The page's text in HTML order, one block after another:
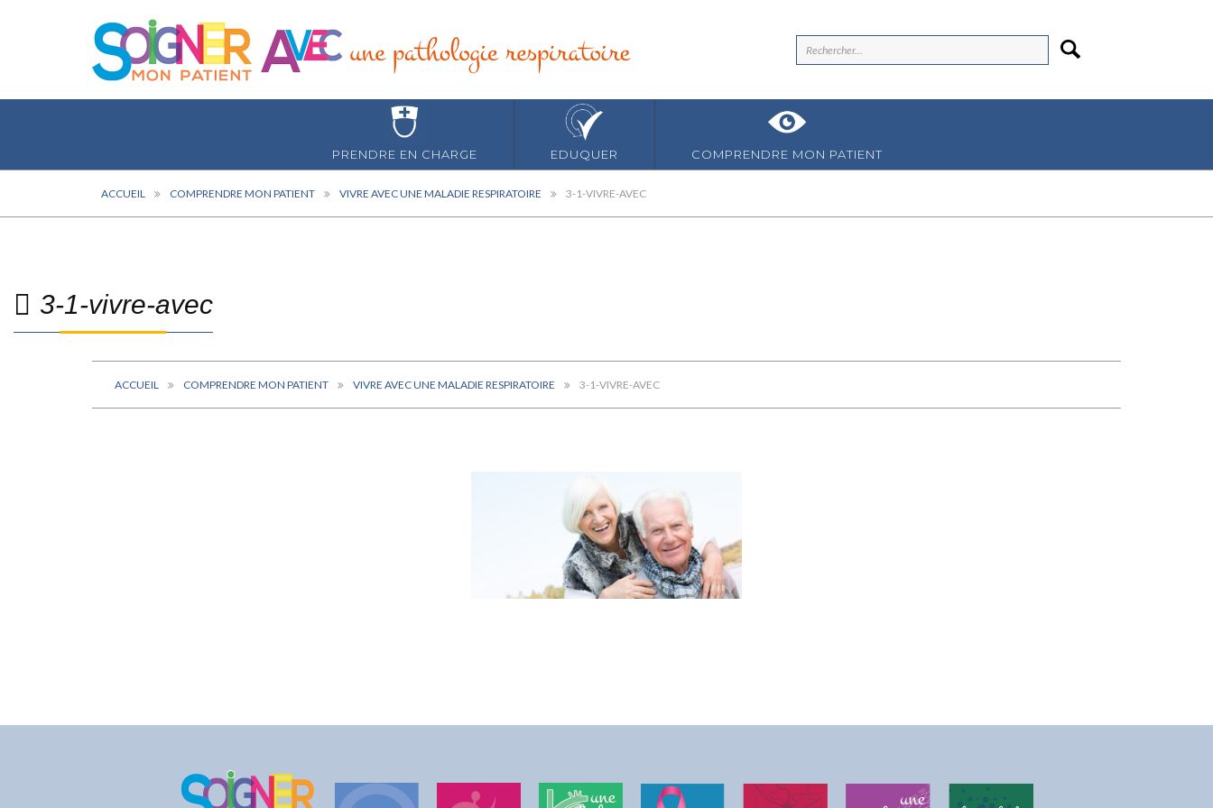
PRENDRE EN CHARGE EDUQUER COMPRENDRE MON PATIENT
ACCUEIL COMPRENDRE MON PATIENT VIVRE AVEC UNE MALADIE RESPIRATOIRE 3-1-VIVRE-AVEC
3-1-vivre-avec
ACCUEIL COMPRENDRE MON PATIENT VIVRE AVEC UNE MALADIE RESPIRATOIRE 3-1-VIVRE-AVEC